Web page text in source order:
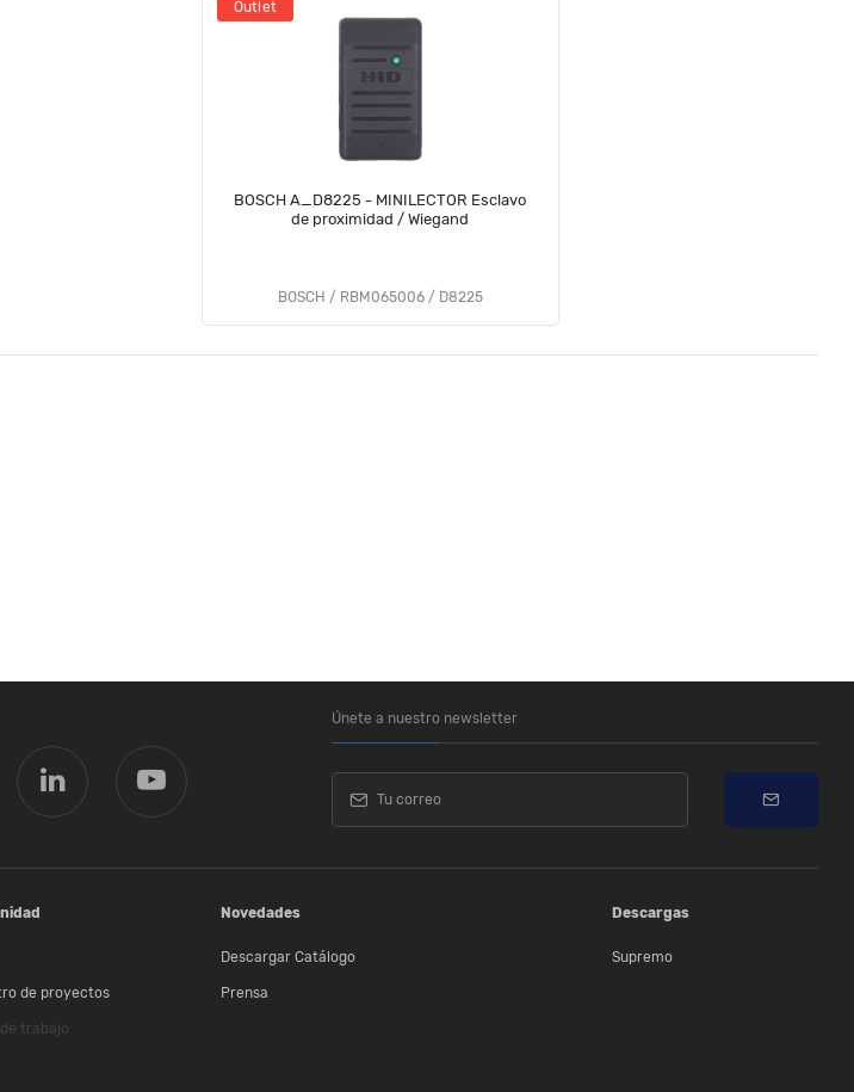
Outlet
BOSCH A_D8225 - MINILECTOR Esclavo
de proximidad / Wiegand
BOSCH / RBM065006 / D8225
Únete a nuestro newsletter
de proyectos
de trabajo
Novedades
Descargar Catálogo
Prensa
Descargas
Supremo